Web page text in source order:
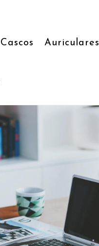
Cascos Auriculares